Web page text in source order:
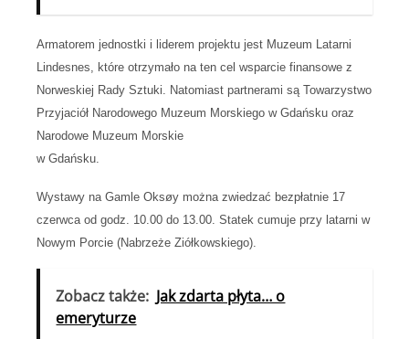
Armatorem jednostki i liderem projektu jest Muzeum Latarni
Lindesnes, które otrzymało na ten cel wsparcie finansowe z
Norweskiej Rady Sztuki. Natomiast partnerami są Towarzystwo
Przyjaciół Narodowego Muzeum Morskiego w Gdańsku oraz
Narodowe Muzeum Morskie
w Gdańsku.
Wystawy na Gamle Oksøy można zwiedzać bezpłatnie 17
czerwca od godz. 10.00 do 13.00. Statek cumuje przy latarni w
Nowym Porcie (Nabrzeże Ziółkowskiego).
Zobacz także: Jak zdarta płyta… o
emeryturze